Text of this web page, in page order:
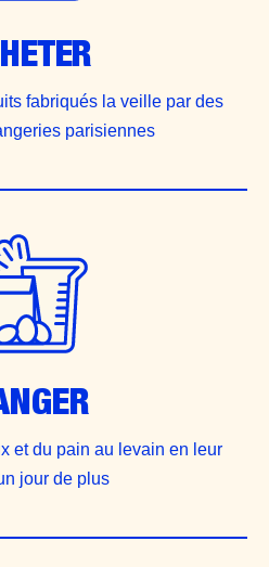
fabriqués la veille par des
parisiennes
et du pain au levain en leur
jour de plus